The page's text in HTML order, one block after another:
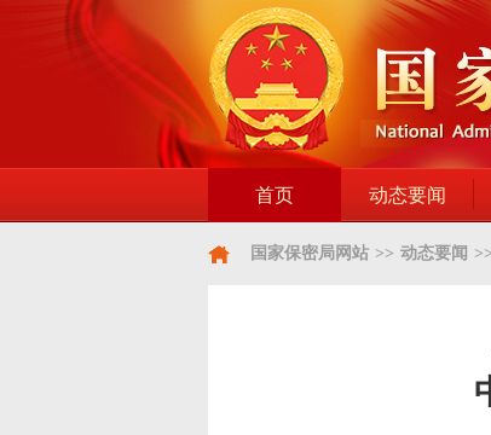
首页 动态要闻
国家保密局网站 >> 动态要闻 >>